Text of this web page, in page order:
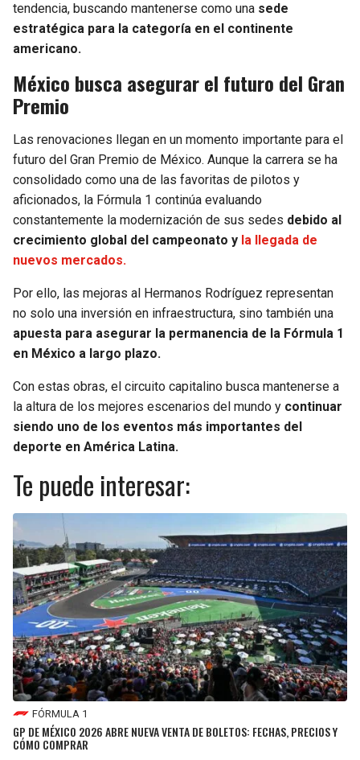
tendencia, buscando mantenerse como una sede
estratégica para la categoría en el continente
americano.
México busca asegurar el futuro del Gran
Premio
Las renovaciones llegan en un momento importante para el
futuro del Gran Premio de México. Aunque la carrera se ha
consolidado como una de las favoritas de pilotos y
aficionados, la Fórmula 1 continúa evaluando
constantemente la modernización de sus sedes debido al
crecimiento global del campeonato y la llegada de
nuevos mercados.
Por ello, las mejoras al Hermanos Rodríguez representan
no solo una inversión en infraestructura, sino también una
apuesta para asegurar la permanencia de la Fórmula 1
en México a largo plazo.
Con estas obras, el circuito capitalino busca mantenerse a
la altura de los mejores escenarios del mundo y continuar
siendo uno de los eventos más importantes del
deporte en América Latina.
Te puede interesar:
FÓRMULA 1
GP DE MÉXICO 2026 ABRE NUEVA VENTA DE BOLETOS: FECHAS, PRECIOS Y
CÓMO COMPRAR